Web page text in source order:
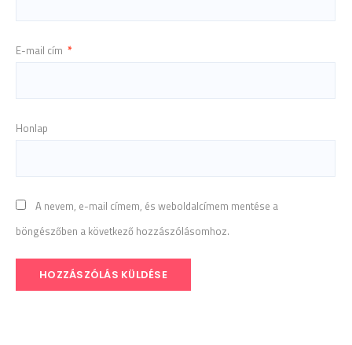
E-mail cím *
Honlap
A nevem, e-mail címem, és weboldalcímem mentése a
böngészőben a következő hozzászólásomhoz.